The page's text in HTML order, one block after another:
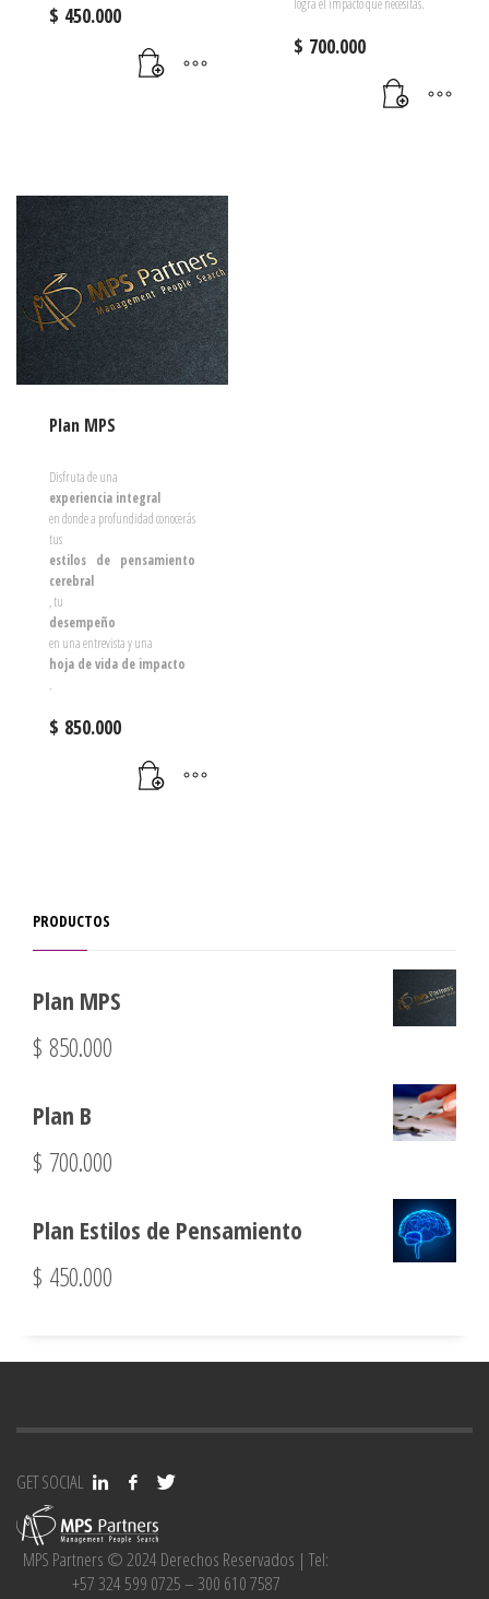
$ 450.000
$ 700.000
Plan MPS
Disfruta de una
experiencia integral
en donde a profundidad conocerás
tus
estilos de pensamiento
cerebral
, tu
desempeño
en una entrevista y una
hoja de vida de impacto
.
$ 850.000
PRODUCTOS
Plan MPS
$ 850.000
Plan B
$ 700.000
Plan Estilos de Pensamiento
$ 450.000
GET SOCIAL
MPS Partners © 2024 Derechos Reservados | Tel:
+57 324 599 0725 – 300 610 7587